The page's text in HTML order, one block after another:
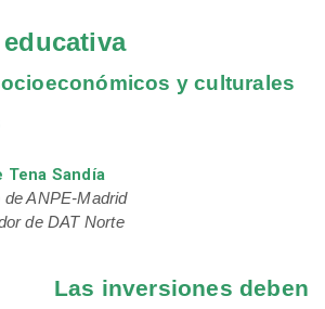
y culturales
Tena Sandía
de ANPE-Madrid
de DAT Norte
Las inversiones deben